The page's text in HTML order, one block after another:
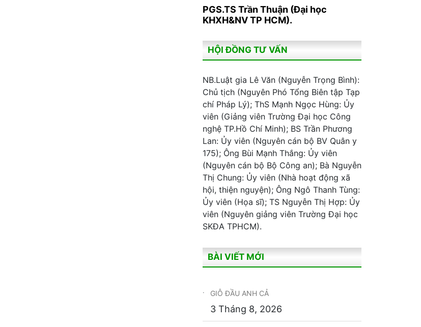
PGS.TS Trần Thuận (Đại học
KHXH&NV TP HCM).
HỘI ĐỒNG TƯ VẤN
NB.Luật gia Lê Văn (Nguyễn Trọng Bình):
Chủ tịch (Nguyên Phó Tổng Biên tập Tạp
chí Pháp Lý); ThS Mạnh Ngọc Hùng: Ủy
viên (Giảng viên Trường Đại học Công
nghệ TP.Hồ Chí Minh); BS Trần Phương
Lan: Ủy viên (Nguyên cán bộ BV Quân y
175); Ông Bùi Mạnh Thắng: Ủy viên
(Nguyên cán bộ Bộ Công an); Bà Nguyễn
Thị Chung: Ủy viên (Nhà hoạt động xã
hội, thiện nguyện); Ông Ngô Thanh Tùng:
Ủy viên (Họa sĩ); TS Nguyễn Thị Hợp: Ủy
viên (Nguyên giảng viên Trường Đại học
SKĐA TPHCM).
BÀI VIẾT MỚI
GIỖ ĐẦU ANH CẢ
3 Tháng 8, 2026